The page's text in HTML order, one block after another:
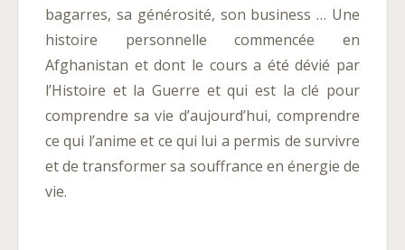
bagarres, sa générosité, son business … Une
histoire personnelle commencée en
Afghanistan et dont le cours a été dévié par
l’Histoire et la Guerre et qui est la clé pour
comprendre sa vie d’aujourd’hui, comprendre
ce qui l’anime et ce qui lui a permis de survivre
et de transformer sa souffrance en énergie de
vie.